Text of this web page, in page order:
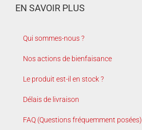
EN SAVOIR PLUS
Qui sommes-nous ?
Nos actions de bienfaisance
Le produit est-il en stock ?
Délais de livraison
FAQ (Questions fréquemment posées)